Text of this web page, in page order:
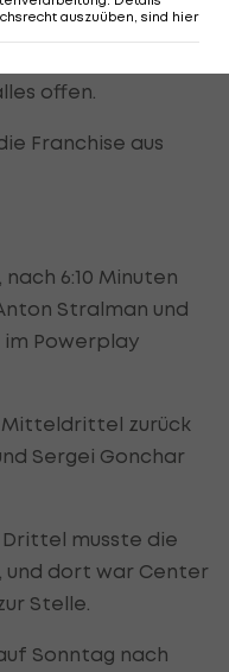
Erfolg der
es in der Best-
offen.
Franchise aus
nach 6:10 Minuten
Stralman und
im Powerplay
Mitteldrittel zurück
Sergei Gonchar
musste die
und dort war Center
Stelle.
Sonntag nach
auszuüben, sind hier